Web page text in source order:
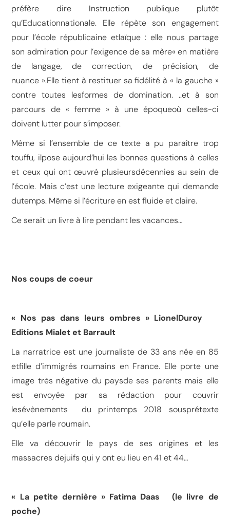
préfère dire Instruction publique plutôt
qu’Educationnationale. Elle répète son engagement
pour l’école républicaine etlaïque : elle nous partage
son admiration pour l’exigence de sa mère« en matière
de langage, de correction, de précision, de
nuance ».Elle tient à restituer sa fidélité à « la gauche »
contre toutes lesformes de domination. ..et à son
parcours de « femme » à une époqueoù celles-ci
doivent lutter pour s’imposer.
Même si l’ensemble de ce texte a pu paraître trop
touffu, ilpose aujourd’hui les bonnes questions à celles
et ceux qui ont œuvré plusieursdécennies au sein de
l’école. Mais c’est une lecture exigeante qui demande
dutemps. Même si l’écriture en est fluide et claire.
Ce serait un livre à lire pendant les vacances…
Nos coups de coeur
« Nos pas dans leurs ombres » LionelDuroy
Editions Mialet et Barrault
La narratrice est une journaliste de 33 ans née en 85
etfille d’immigrés roumains en France. Elle porte une
image très négative du paysde ses parents mais elle
est envoyée par sa rédaction pour couvrir
lesévènements du printemps 2018 sousprétexte
qu’elle parle roumain.
Elle va découvrir le pays de ses origines et les
massacres dejuifs qui y ont eu lieu en 41 et 44…
« La petite dernière » Fatima Daas (le livre de
poche)